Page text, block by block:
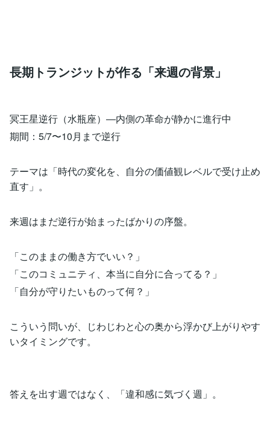
長期トランジットが作る「来週の背景」
冥王星逆行（水瓶座）―内側の革命が静かに進行中
期間：5/7〜10月まで逆行
テーマは「時代の変化を、自分の価値観レベルで受け止め
直す」。
来週はまだ逆行が始まったばかりの序盤。
「このままの働き方でいい？」
「このコミュニティ、本当に自分に合ってる？」
「自分が守りたいものって何？」
こういう問いが、じわじわと心の奥から浮かび上がりやす
いタイミングです。
答えを出す週ではなく、「違和感に気づく週」。